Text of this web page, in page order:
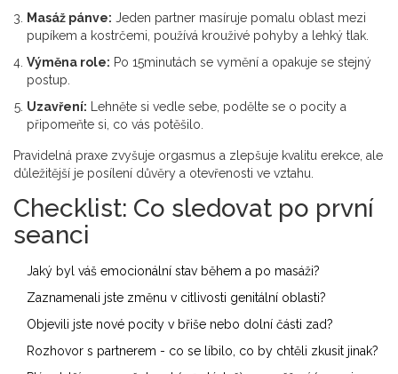
Masáž pánve: Jeden partner masíruje pomalu oblast mezi
pupíkem a kostrčemi, používá krouživé pohyby a lehký tlak.
Výměna role: Po 15minutách se vymění a opakuje se stejný
postup.
Uzavření: Lehněte si vedle sebe, podělte se o pocity a
připomeňte si, co vás potěšilo.
Pravidelná praxe zvyšuje orgasmus a zlepšuje kvalitu erekce, ale
důležitější je posílení důvěry a otevřenosti ve vztahu.
Checklist: Co sledovat po první
seanci
Jaký byl váš emocionální stav během a po masáži?
Zaznamenali jste změnu v citlivosti genitální oblasti?
Objevili jste nové pocity v břiše nebo dolní části zad?
Rozhovor s partnerem - co se líbilo, co by chtěli zkusit jinak?